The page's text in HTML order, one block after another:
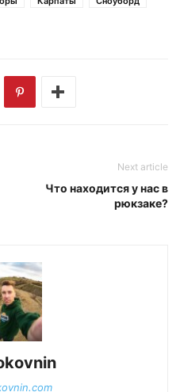
Next article
Что находится у нас в
рюкзаке?